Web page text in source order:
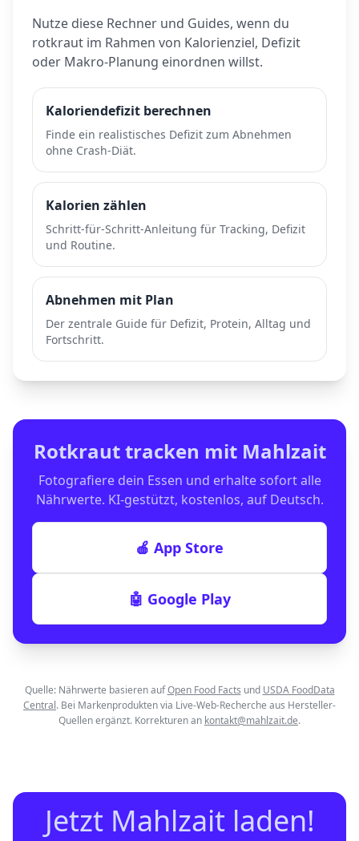
Nutze diese Rechner und Guides, wenn du
rotkraut im Rahmen von Kalorienziel, Defizit
oder Makro-Planung einordnen willst.
Kaloriendefizit berechnen
Finde ein realistisches Defizit zum Abnehmen
ohne Crash-Diät.
Kalorien zählen
Schritt-für-Schritt-Anleitung für Tracking, Defizit
und Routine.
Abnehmen mit Plan
Der zentrale Guide für Defizit, Protein, Alltag und
Fortschritt.
Rotkrauttracken mit Mahlzait
Fotografiere dein Essen und erhalte sofort alle
Nährwerte. KI-gestützt, kostenlos, auf Deutsch.
🍎 App Store
🤖 Google Play
Quelle: Nährwerte basieren auf Open Food Facts und USDA FoodData
Central. Bei Markenprodukten via Live-Web-Recherche aus Hersteller-
Quellen ergänzt. Korrekturen an kontakt@mahlzait.de.
Jetzt Mahlzait laden!